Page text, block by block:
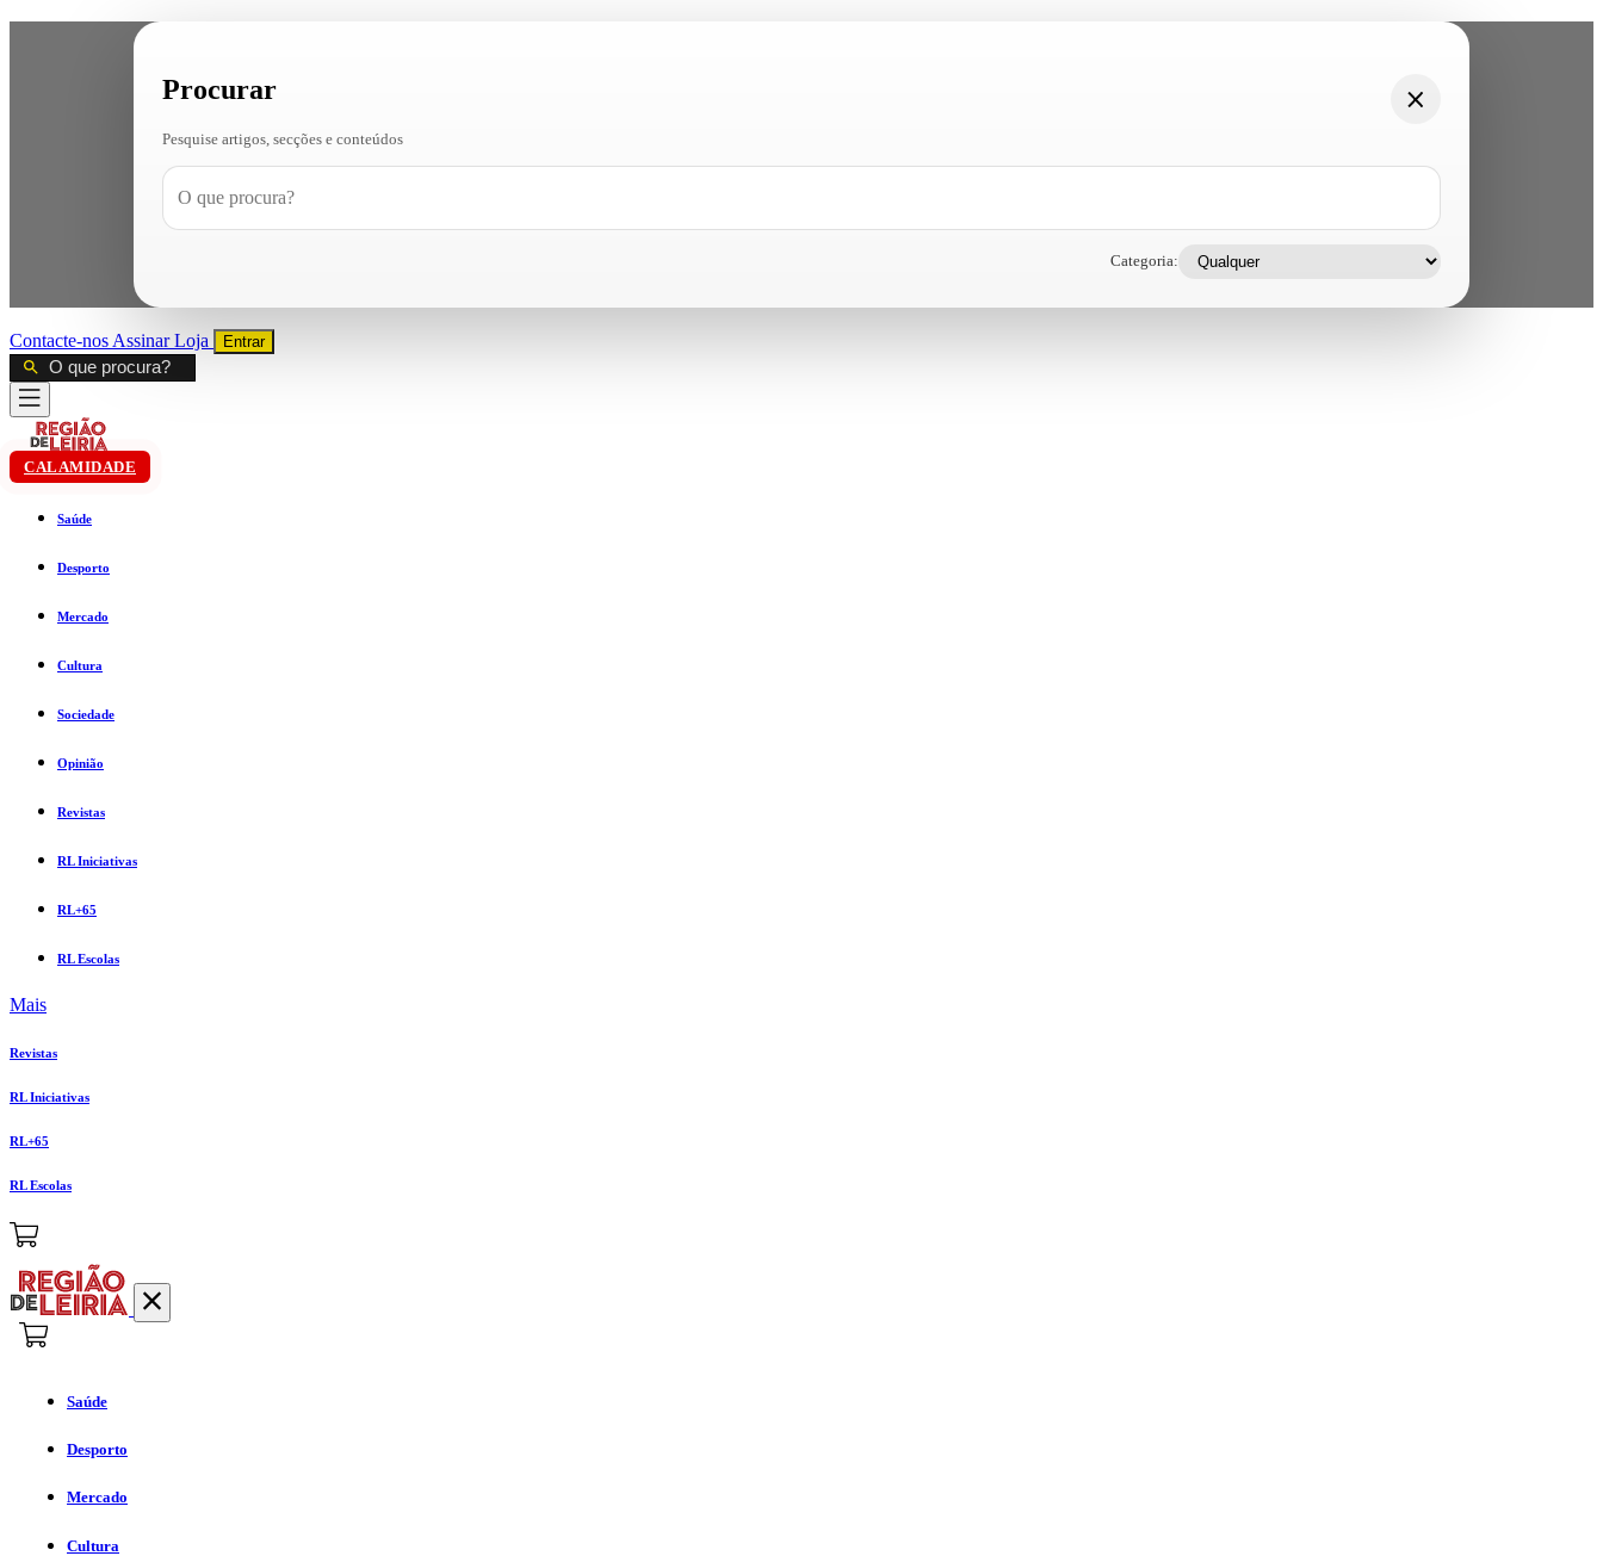
Procurar
Pesquise artigos, secções e conteúdos
Categoria:
Contacte-nos AssinarLoja Entrar
CALAMIDADE
Saúde
Desporto
Mercado
Cultura
Sociedade
Opinião
Revistas
RL Iniciativas
RL+65
RL Escolas
Mais
Revistas
RL Iniciativas
RL+65
RL Escolas
Saúde
Desporto
Mercado
Cultura